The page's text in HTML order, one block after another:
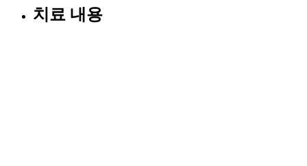
치료 내용